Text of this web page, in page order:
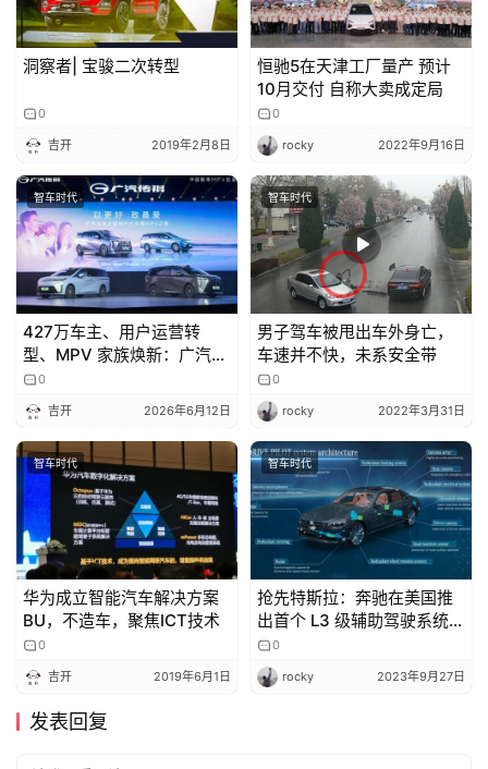
洞察者| 宝骏二次转型
0
吉开 2019年2月8日
恒驰5在天津工厂量产 预计
10月交付 自称大卖成定局
0
rocky 2022年9月16日
智车时代
427万车主、用户运营转
型、MPV 家族焕新：广汽传
祺书写新传奇
0
吉开 2026年6月12日
智车时代
男子驾车被甩出车外身亡，
车速并不快，未系安全带
0
rocky 2022年3月31日
智车时代
华为成立智能汽车解决方案
BU，不造车，聚焦ICT技术
0
吉开 2019年6月1日
智车时代
抢先特斯拉：奔驰在美国推
出首个 L3 级辅助驾驶系统
Drive Pilot ，第一年费用
2500 美元
0
rocky 2023年9月27日
发表回复